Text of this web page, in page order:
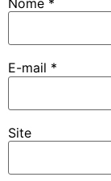
E-mail *
Site